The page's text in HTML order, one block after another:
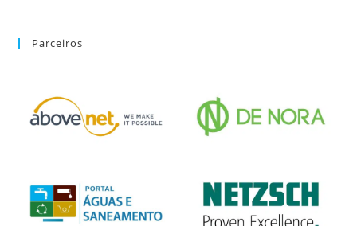
Parceiros